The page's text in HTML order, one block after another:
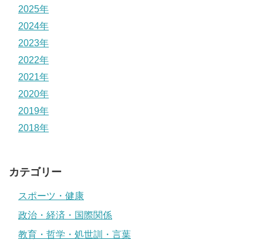
2025年
2024年
2023年
2022年
2021年
2020年
2019年
2018年
カテゴリー
スポーツ・健康
政治・経済・国際関係
教育・哲学・処世訓・言葉